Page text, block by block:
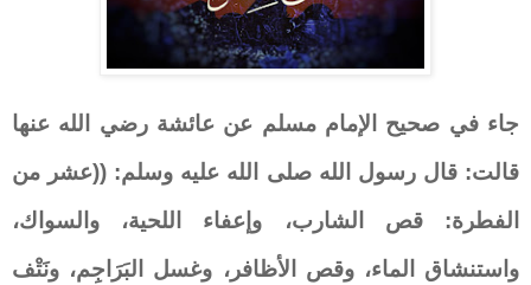
جاء في صحيح الإمام مسلم عن عائشة رضي الله عنها
قالت: قال رسول الله صلى الله عليه وسلم: ((عشر من
الفطرة: قص الشارب، وإعفاء اللحية، والسواك،
واستنشاق الماء، وقص الأظافر، وغسل البَرَاجِم، ونَتْف